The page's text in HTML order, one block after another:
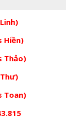
Hiền)
Thảo)
Toan)